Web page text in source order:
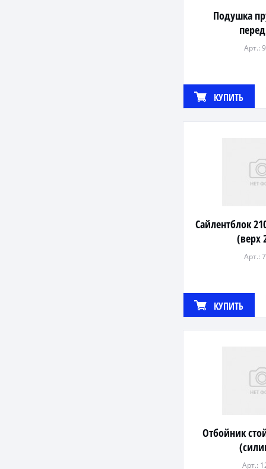
Подушка
Арт.:
КУПИТЬ
Сайлентблок
(верх
Арт.:
КУПИТЬ
Отбойник
Арт.: